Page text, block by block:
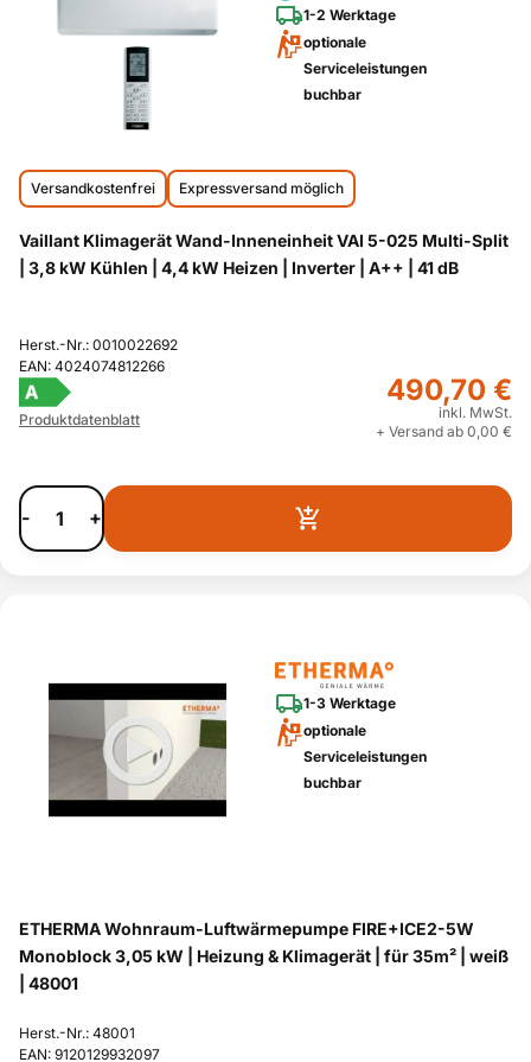
1-2 Werktage
optionale
Serviceleistungen
buchbar
Versandkostenfrei Expressversand möglich
Vaillant Klimagerät Wand-Inneneinheit VAI 5-025 Multi-Split
| 3,8 kW Kühlen | 4,4 kW Heizen | Inverter | A++ | 41 dB
Herst.-Nr.: 0010022692
EAN: 4024074812266
A
Produktdatenblatt
490,70 €
inkl. MwSt.
+ Versand ab 0,00 €
- +
1-3 Werktage
optionale
Serviceleistungen
buchbar
ETHERMA Wohnraum-Luftwärmepumpe FIRE+ICE2-5W
Monoblock 3,05 kW | Heizung & Klimagerät | für 35m² | weiß
| 48001
Herst.-Nr.: 48001
EAN: 9120129932097